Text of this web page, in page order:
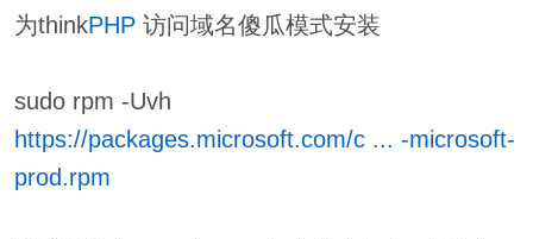
为thinkPHP访问域名傻瓜模式安装
sudo rpm -Uvh
https://packages.microsoft.com/c ... -microsoft-
prod.rpm